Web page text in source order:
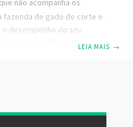
não acompanha os
fazenda de gado de corte e
desempenho do seu
errôneas. UmLEIA MAIS →